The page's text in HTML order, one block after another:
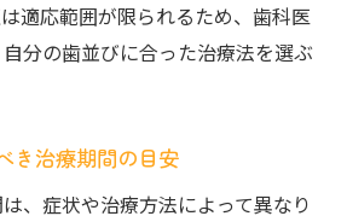
適応範囲が限られるため、歯科医
分の歯並びに合った治療法を選ぶ
き治療期間の目安
、症状や治療方法によって異なり